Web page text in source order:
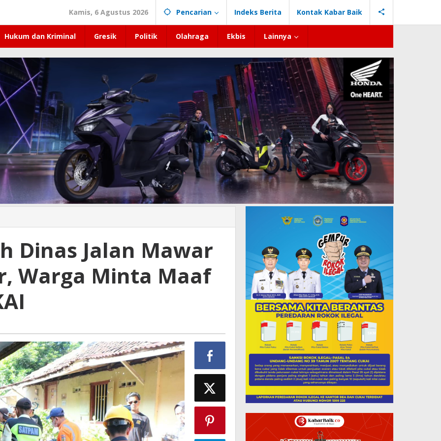
Kamis, 6 Agustus 2026 Pencarian Indeks Berita Kontak Kabar Baik
Hukum dan Kriminal Gresik Politik Olahraga Ekbis Lainnya
Dinas Jalan Mawar
Warga Minta Maaf